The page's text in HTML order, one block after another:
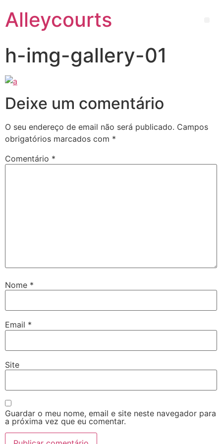
Alleycourts
h-img-gallery-01
Deixe um comentário
O seu endereço de email não será publicado. Campos
obrigatórios marcados com *
Comentário *
Nome *
Email *
Site
Guardar o meu nome, email e site neste navegador para
a próxima vez que eu comentar.